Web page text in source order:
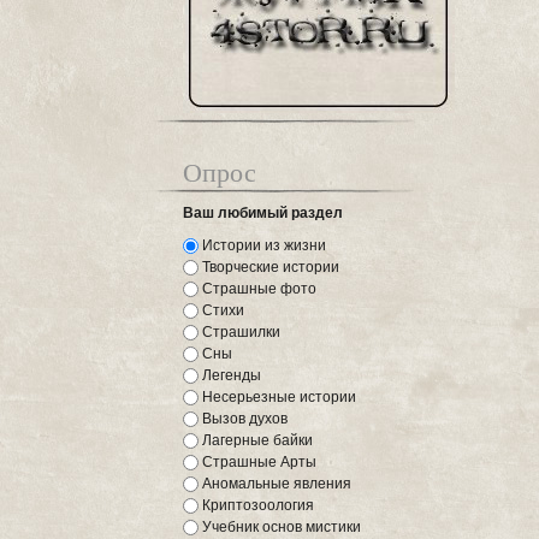
Опрос
Ваш любимый раздел
Истории из жизни
Творческие истории
Страшные фото
Стихи
Страшилки
Сны
Легенды
Несерьезные истории
Вызов духов
Лагерные байки
Страшные Арты
Аномальные явления
Криптозоология
Учебник основ мистики